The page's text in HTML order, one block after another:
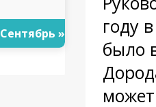
Сентябрь »
году
было